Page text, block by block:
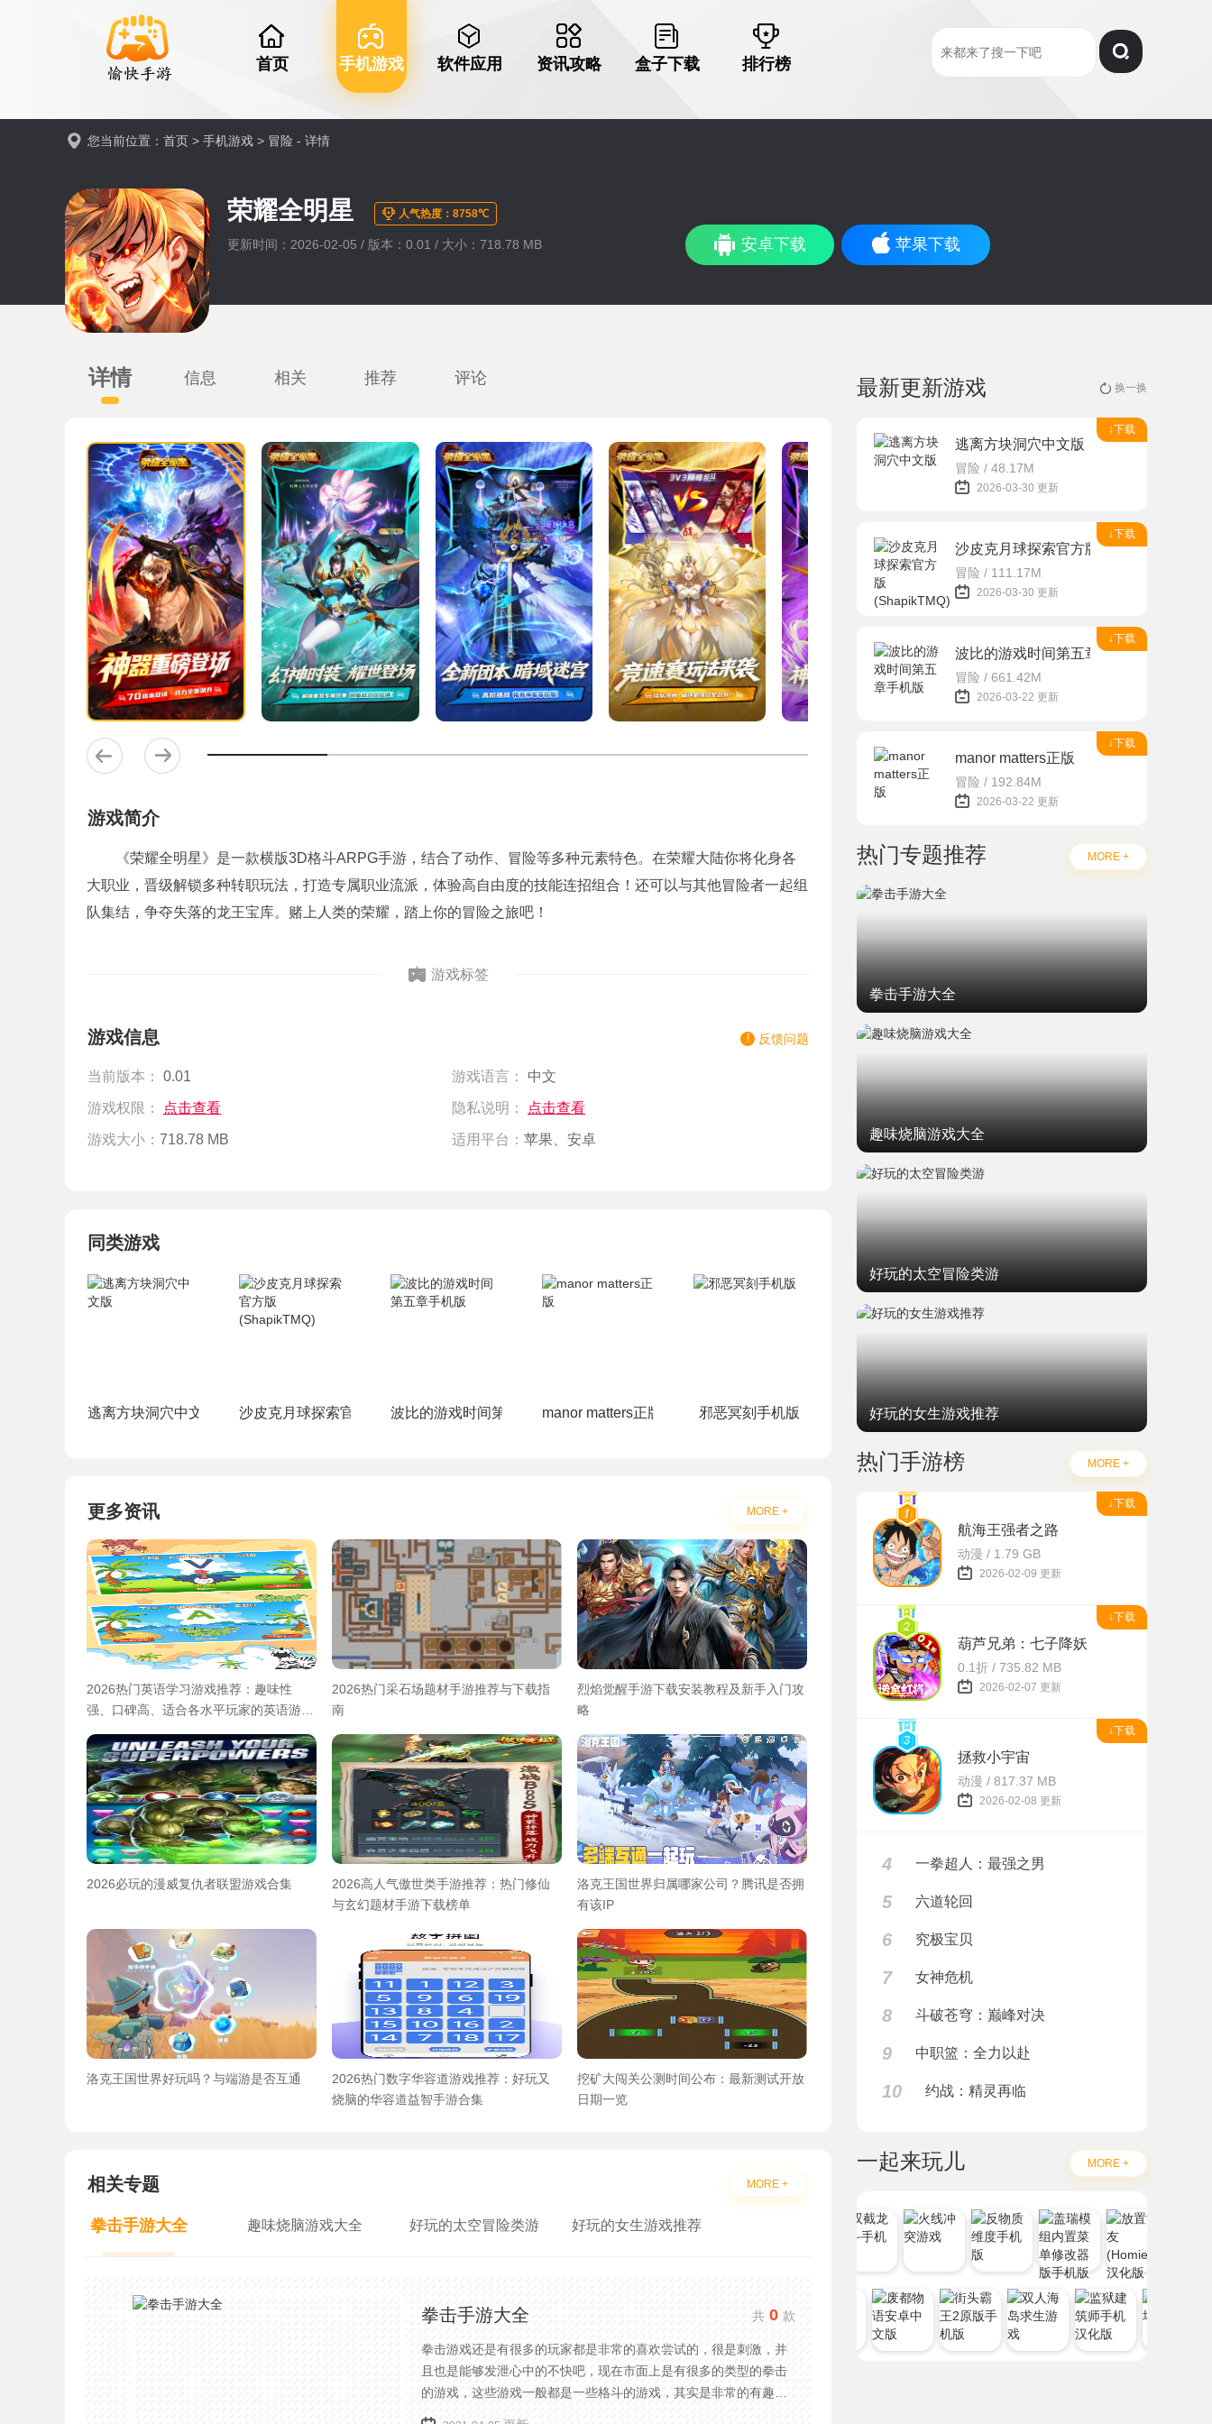
首页 手机游戏 软件应用 资讯攻略 盒子下载 排行榜
您当前位置： 首页 > 手机游戏 > 冒险 - 详情
荣耀全明星 人气热度：8758℃
更新时间：2026-02-05 / 版本：0.01 / 大小：718.78 MB 安卓下载 苹果下载
详情 信息 相关 推荐 评论
游戏简介
《荣耀全明星》是一款横版3D格斗ARPG手游，结合了动作、冒险等多种元素特色。在荣耀大陆你将化身各
大职业，晋级解锁多种转职玩法，打造专属职业流派，体验高自由度的技能连招组合！还可以与其他冒险者一起组
队集结，争夺失落的龙王宝库。赌上人类的荣耀，踏上你的冒险之旅吧！
游戏标签
游戏信息 反馈问题
当前版本： 0.01 游戏语言： 中文
游戏权限： 点击查看 隐私说明： 点击查看
游戏大小： 718.78 MB 适用平台： 苹果、安卓
同类游戏
逃离方块洞穴中文版 沙皮克月球探索官方版(ShapikTMQ)波比的游戏时间第五章手机版manor matters正版 邪恶冥刻手机版
更多资讯 MORE +
2026热门英语学习游戏推荐：趣味性
强、口碑高、适合各水平玩家的英语游戏
2026热门采石场题材手游推荐与下载指
南
烈焰觉醒手游下载安装教程及新手入门攻
略
2026必玩的漫威复仇者联盟游戏合集
2026高人气傲世类手游推荐：热门修仙
与玄幻题材手游下载榜单
洛克王国世界归属哪家公司？腾讯是否拥
有该IP
洛克王国世界好玩吗？与端游是否互通
2026热门数字华容道游戏推荐：好玩又
烧脑的华容道益智手游合集
挖矿大闯关公测时间公布：最新测试开放
日期一览
相关专题 MORE +
拳击手游大全 趣味烧脑游戏大全 好玩的太空冒险类游 好玩的女生游戏推荐
拳击手游大全 共0 款
拳击游戏还是有很多的玩家都是非常的喜欢尝试的，很是刺激，并
且也是能够发泄心中的不快吧，现在市面上是有很多的类型的拳击
的游戏，这些游戏一般都是一些格斗的游戏，其实是非常的有趣，
也是相当的刺激的，游戏中是有一些不同的场景都是能够去进行体
最新更新游戏 换一换
↓下载
逃离方块洞穴中文版
冒险 / 48.17M
2026-03-30 更新
↓下载
沙皮克月球探索官方版(ShapikTMQ)
冒险 / 111.17M
2026-03-30 更新
↓下载
波比的游戏时间第五章手机版
冒险 / 661.42M
2026-03-22 更新
↓下载
manor matters正版
冒险 / 192.84M
2026-03-22 更新
热门专题推荐 MORE +
拳击手游大全
趣味烧脑游戏大全
好玩的太空冒险类游
好玩的女生游戏推荐
热门手游榜 MORE +
↓下载
航海王强者之路
动漫 / 1.79 GB
2026-02-09 更新
↓下载
葫芦兄弟：七子降妖
0.1折 / 735.82 MB
2026-02-07 更新
↓下载
拯救小宇宙
动漫 / 817.37 MB
2026-02-08 更新
4 一拳超人：最强之男
5 六道轮回
6 究极宝贝
7 女神危机
8 斗破苍穹：巅峰对决
9 中职篮：全力以赴
10 约战：精灵再临
一起来玩儿 MORE +